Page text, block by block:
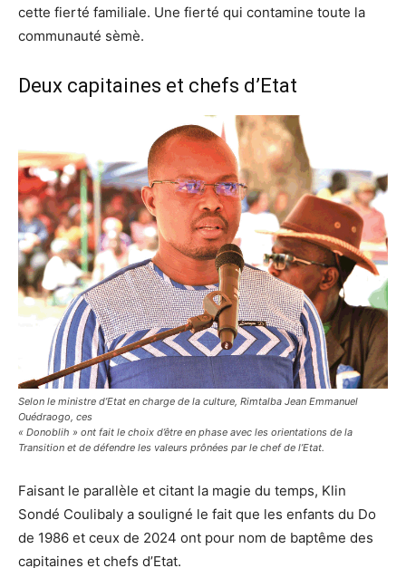
cette fierté familiale. Une fierté qui contamine toute la
communauté sèmè.
Deux capitaines et chefs d’Etat
Selon le ministre d’Etat en charge de la culture, Rimtalba Jean Emmanuel
Ouédraogo, ces
« Donoblih » ont fait le choix d’être en phase avec les orientations de la
Transition et de défendre les valeurs prônées par le chef de l’Etat.
Faisant le parallèle et citant la magie du temps, Klin
Sondé Coulibaly a souligné le fait que les enfants du Do
de 1986 et ceux de 2024 ont pour nom de baptême des
capitaines et chefs d’Etat.